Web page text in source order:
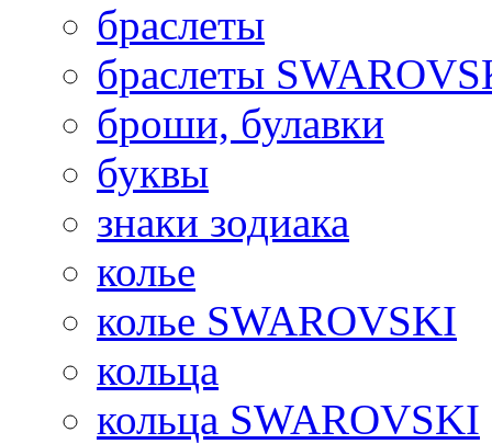
браслеты
браслеты
броши, булавки
буквы
знаки зодиака
колье
колье SWAROVSKI
кольца
кольца SWAROVSKI